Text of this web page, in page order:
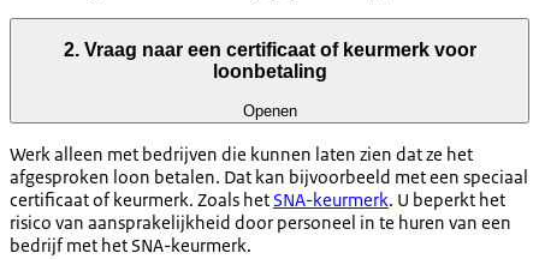
2. Vraag naar een certificaat of keurmerk voor
loonbetaling
Openen
Werk alleen met bedrijven die kunnen laten zien dat ze het
afgesproken loon betalen. Dat kan bijvoorbeeld met een speciaal
certificaat of keurmerk. Zoals hetSNA-keurmerk. U beperkt het
risico van aansprakelijkheid door personeel in te huren van een
bedrijf met het SNA-keurmerk.